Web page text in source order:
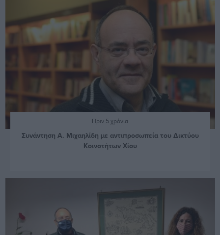
Πριν 5 χρόνια
Συνάντηση Α. Μιχαηλίδη με αντιπροσωπεία του Δικτύου
Κοινοτήτων Χίου